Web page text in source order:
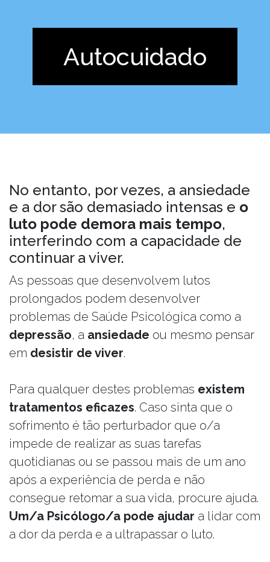
Autocuidado
No entanto, por vezes, a ansiedade
e a dor são demasiado intensas e o
luto pode demora mais tempo,
interferindo com a capacidade de
continuar a viver.
As pessoas que desenvolvem lutos
prolongados podem desenvolver
problemas de Saúde Psicológica como a
depressão, a ansiedade ou mesmo pensar
em desistir de viver.
Para qualquer destes problemas existem
tratamentos eficazes. Caso sinta que o
sofrimento é tão perturbador que o/a
impede de realizar as suas tarefas
quotidianas ou se passou mais de um ano
após a experiência de perda e não
consegue retomar a sua vida, procure ajuda.
Um/a Psicólogo/a pode ajudar a lidar com
a dor da perda e a ultrapassar o luto.